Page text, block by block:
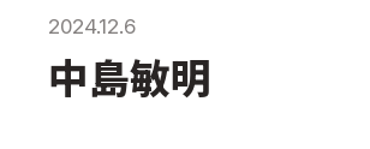
2024.12.6
中島敏明